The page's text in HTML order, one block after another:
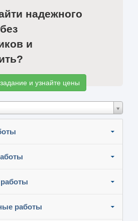
надежного
и
и узнайте цены
работы